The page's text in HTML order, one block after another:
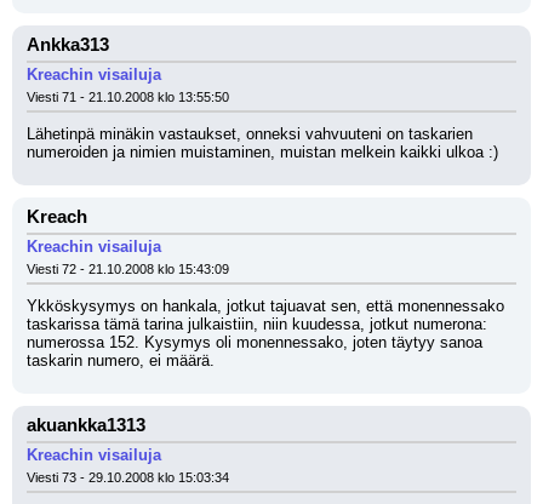
Ankka313
Kreachin visailuja
Viesti 71 - 21.10.2008 klo 13:55:50
Lähetinpä minäkin vastaukset, onneksi vahvuuteni on taskarien
numeroiden ja nimien muistaminen, muistan melkein kaikki ulkoa :)
Kreach
Kreachin visailuja
Viesti 72 - 21.10.2008 klo 15:43:09
Ykköskysymys on hankala, jotkut tajuavat sen, että monennessako
taskarissa tämä tarina julkaistiin, niin kuudessa, jotkut numerona:
numerossa 152. Kysymys oli monennessako, joten täytyy sanoa
taskarin numero, ei määrä.
akuankka1313
Kreachin visailuja
Viesti 73 - 29.10.2008 klo 15:03:34